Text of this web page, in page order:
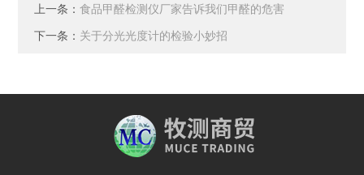
上一条：食品甲醛检测仪厂家告诉我们甲醛的危害
下一条： 关于分光光度计的检验小妙招